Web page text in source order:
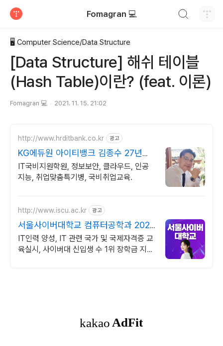
Fomagran 💻
🖥 Computer Science/Data Structure
[Data Structure] 해쉬 테이블
(Hash Table)이란? (feat. 이론)
Fomagran 💻 2021. 11. 15. 21:02
http://www.hrditbank.co.kr 광고
KG에듀원 아이티뱅크 김종수 27년경
력전문가 IT취업상담
IT국비지원학원, 정보보안, 클라우드, 인공
지능, 취업맞춤특기병, 국비취업교육.
http://www.iscu.ac.kr 광고
서울사이버대학교 컴퓨터공학과 2026
가을학기 신편입생
IT인력 양성, IT 관련 국가 및 국제자격증 교
육실시, 사이버대 신입생 수 1위 장학금 지급